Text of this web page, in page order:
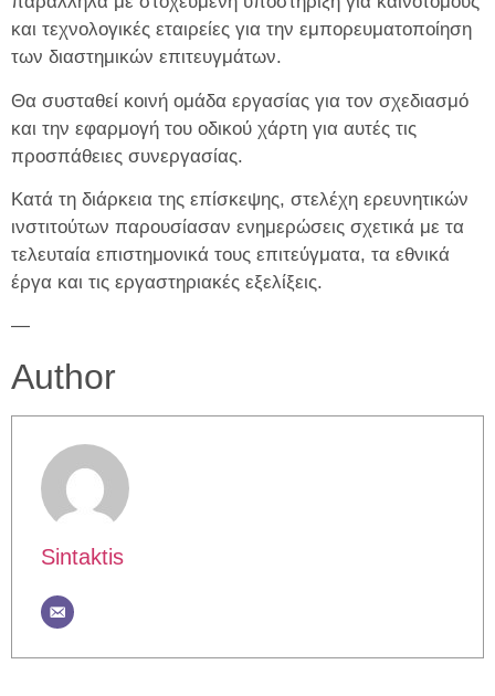
και τεχνολογικές εταιρείες για την εμπορευματοποίηση
των διαστημικών επιτευγμάτων.
Θα συσταθεί κοινή ομάδα εργασίας για τον σχεδιασμό
και την εφαρμογή του οδικού χάρτη για αυτές τις
προσπάθειες συνεργασίας.
Κατά τη διάρκεια της επίσκεψης, στελέχη ερευνητικών
ινστιτούτων παρουσίασαν ενημερώσεις σχετικά με τα
τελευταία επιστημονικά τους επιτεύγματα, τα εθνικά
έργα και τις εργαστηριακές εξελίξεις.
—
Author
Sintaktis